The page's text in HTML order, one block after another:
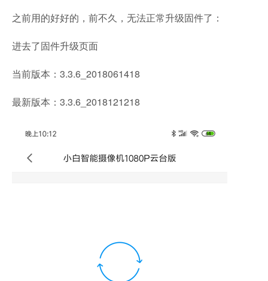
之前用的好好的，前不久，无法正常升级固件了：
进去了固件升级页面
当前版本：3.3.6_2018061418
最新版本：3.3.6_2018121218